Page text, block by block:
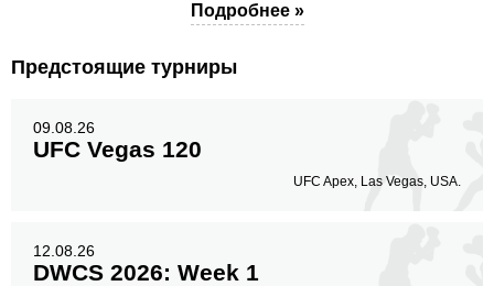
Подробнее »
Предстоящие турниры
09.08.26
UFC Vegas 120
UFC Apex, Las Vegas, USA.
12.08.26
DWCS 2026: Week 1